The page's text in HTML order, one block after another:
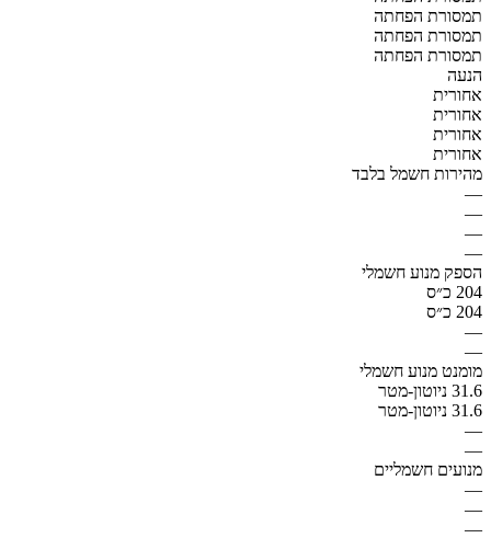
תמסורת הפחתה
תמסורת הפחתה
תמסורת הפחתה
הנעה
אחורית
אחורית
אחורית
אחורית
מהירות חשמל בלבד
—
—
—
—
הספק מנוע חשמלי
204 כ״ס
204 כ״ס
—
—
מומנט מנוע חשמלי
31.6 ניוטון-מטר
31.6 ניוטון-מטר
—
—
מנועים חשמליים
—
—
—